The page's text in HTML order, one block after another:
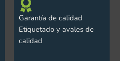
Garantía de calidad
Etiquetado y avales de
calidad